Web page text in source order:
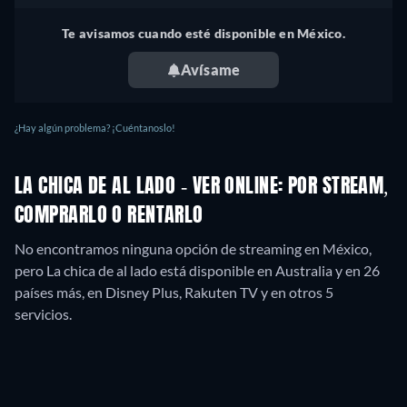
Te avisamos cuando esté disponible en México.
Avísame
¿Hay algún problema? ¡Cuéntanoslo!
LA CHICA DE AL LADO - VER ONLINE: POR STREAM,
COMPRARLO O RENTARLO
No encontramos ninguna opción de streaming en México,
pero La chica de al lado está disponible en Australia y en 26
países más, en Disney Plus, Rakuten TV y en otros 5
servicios.